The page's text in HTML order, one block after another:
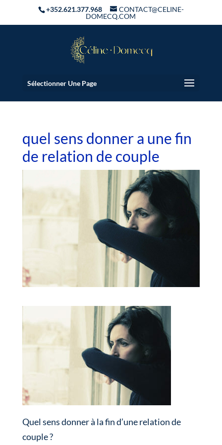
+352.621.377.968
CONTACT@CELINE-
DOMECQ.COM
Sélectionner Une Page
quel sens donner a une fin
de relation de couple
Quel sens donner à la fin d’une relation de
couple ?